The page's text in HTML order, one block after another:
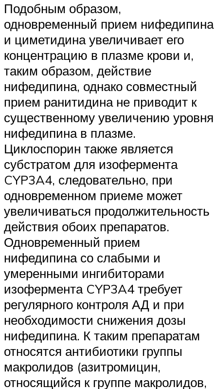
Подобным образом,
одновременный прием нифедипина
и циметидина увеличивает его
концентрацию в плазме крови и,
таким образом, действие
нифедипина, однако совместный
прием ранитидина не приводит к
существенному увеличению уровня
нифедипина в плазме.
Циклоспорин также является
субстратом для изофермента
CYP3A4, следовательно, при
одновременном приеме может
увеличиваться продолжительность
действия обоих препаратов.
Одновременный прием
нифедипина со слабыми и
умеренными ингибиторами
изофермента CYP3A4 требует
регулярного контроля АД и при
необходимости снижения дозы
нифедипина. К таким препаратам
относятся антибиотики группы
макролидов (азитромицин,
относящийся к группе макролидов,